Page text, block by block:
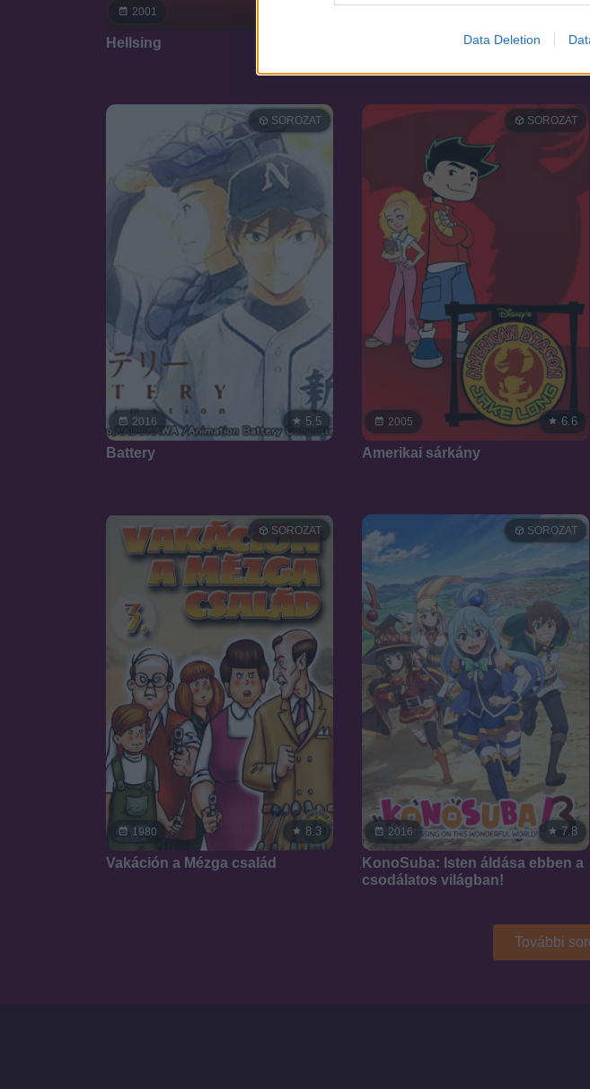
Data Deletion
2001
Hellsing
2016
SOROZAT
5.5
Battery
2005
SOROZAT
6.6
Amerikai sárkány
1980
SOROZAT
8.3
Vakáción a Mézga család
2016
SOROZAT
7.8
KonoSuba: Isten áldása ebben a
csodálatos világban!
További